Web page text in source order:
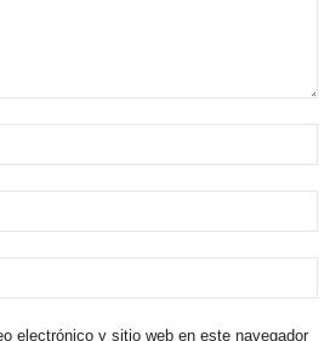
electrónico y sitio web en este navegador